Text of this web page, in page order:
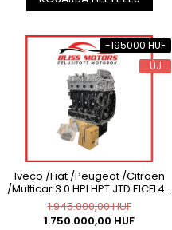
-195000 HUF
ÚJ
Iveco /Fiat /Peugeot /Citroen
/Multicar 3.0 HPI HPT JTD F1CFL411
Euro 6 új motor long block
1.945.000,00 HUF
1.750.000,00 HUF